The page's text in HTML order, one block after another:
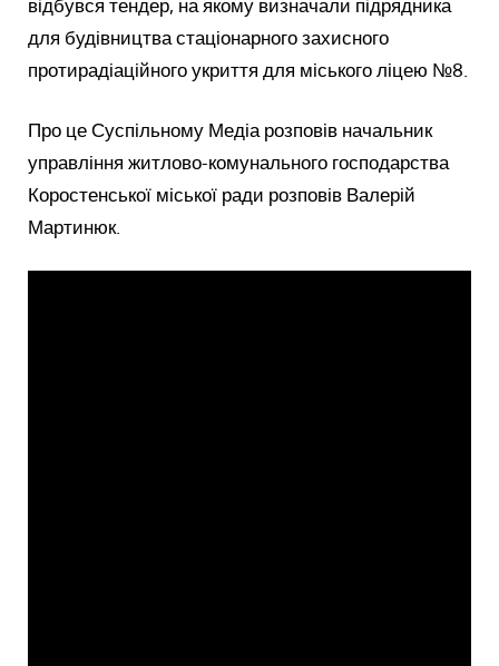
відбувся тендер, на якому визначали підрядника
для будівництва стаціонарного захисного
протирадіаційного укриття для міського ліцею №8.
Про це Суспільному Медіа розповів начальник
управління житлово-комунального господарства
Коростенської міської ради розповів Валерій
Мартинюк.